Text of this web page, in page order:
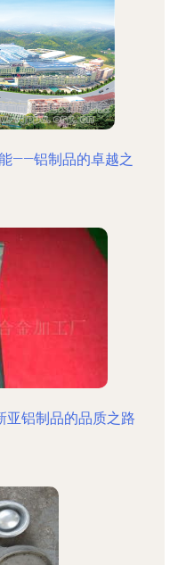
——铝制品的卓越之
亚铝制品的品质之路